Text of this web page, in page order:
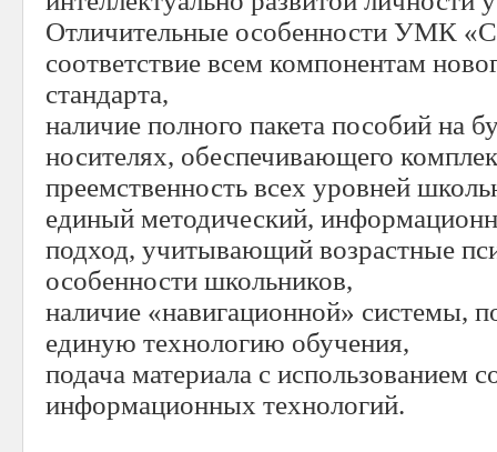
Отличительные особенности УМК
соответствие всем компонентам
стандарта,
наличие полного пакета пособий на
носителях, обеспечивающего
преемственность всех уровней
единый методический,
подход, учитывающий возрастные
особенности школьников,
наличие «навигационной» системы,
единую технологию обучения,
подача материала с использованием
информационных технологий.